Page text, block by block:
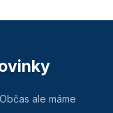
ale máme